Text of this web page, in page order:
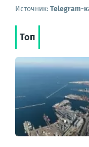
Источник: Telegram-
Топ